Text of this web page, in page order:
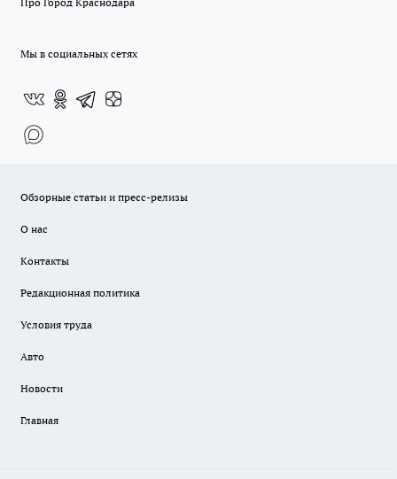
Мы в социальных сетях
Обзорные статьи и пресс-релизы
О нас
Контакты
Редакционная политика
Условия труда
Авто
Новости
Главная